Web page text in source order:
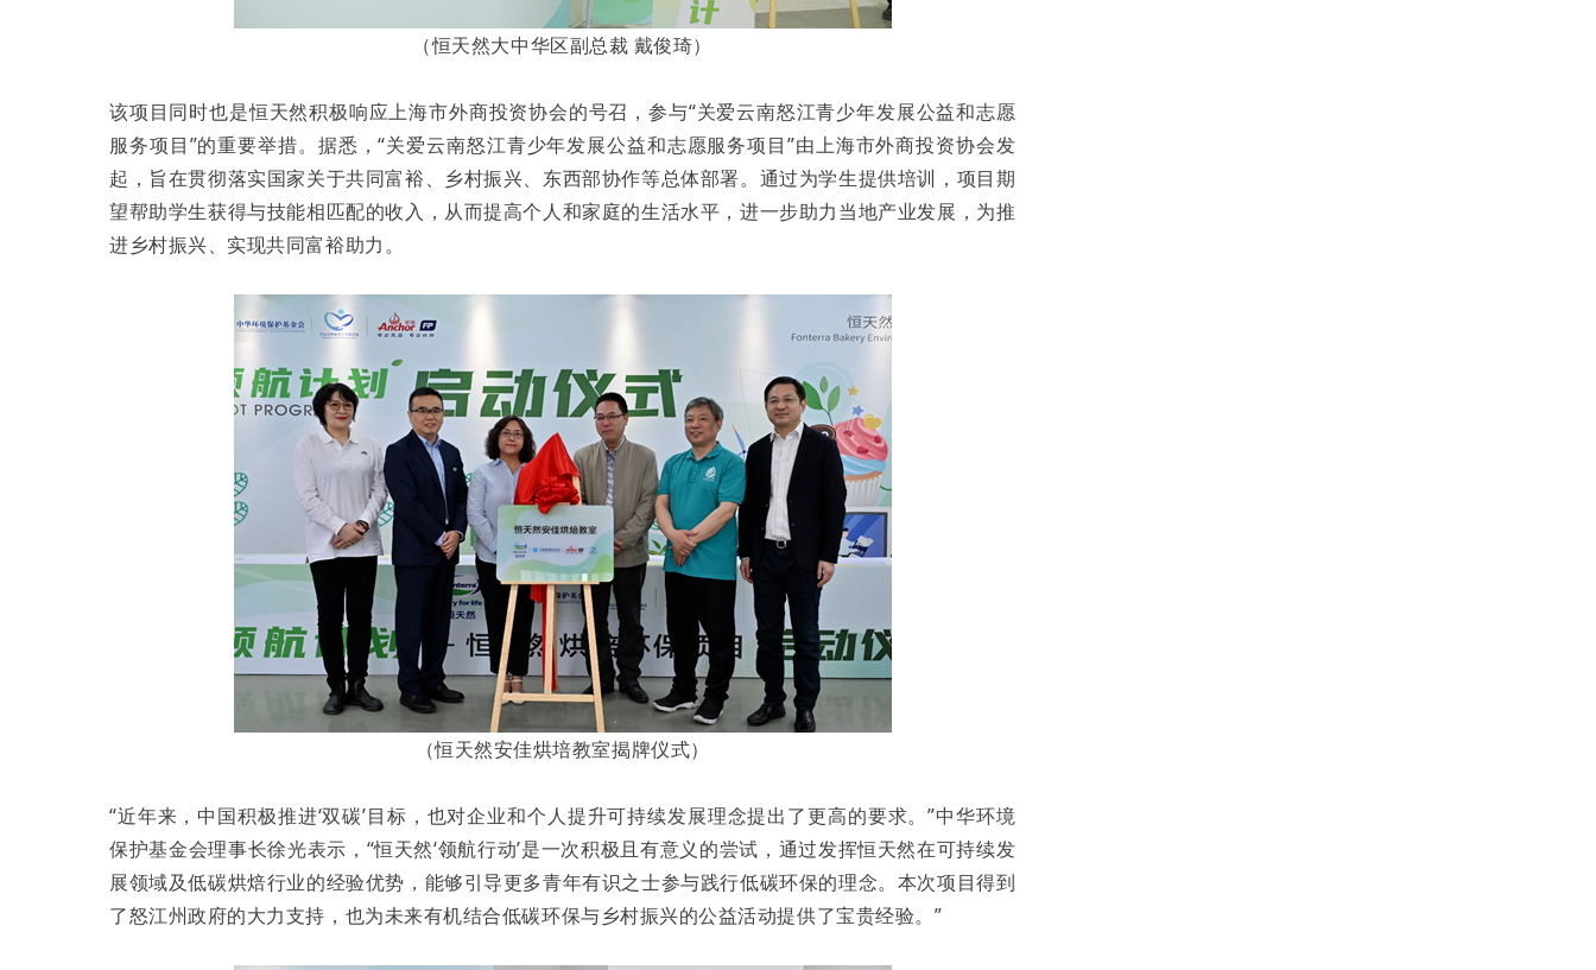
（恒天然大中华区副总裁 戴俊琦）
该项目同时也是恒天然积极响应上海市外商投资协会的号召，参与“关爱云南怒江青少年发展公益和志愿
服务项目”的重要举措。据悉，“关爱云南怒江青少年发展公益和志愿服务项目”由上海市外商投资协会发
起，旨在贯彻落实国家关于共同富裕、乡村振兴、东西部协作等总体部署。通过为学生提供培训，项目期
望帮助学生获得与技能相匹配的收入，从而提高个人和家庭的生活水平，进一步助力当地产业发展，为推
进乡村振兴、实现共同富裕助力。
（恒天然安佳烘培教室揭牌仪式）
“近年来，中国积极推进‘双碳’目标，也对企业和个人提升可持续发展理念提出了更高的要求。”中华环境
保护基金会理事长徐光表示，“恒天然‘领航行动’是一次积极且有意义的尝试，通过发挥恒天然在可持续发
展领域及低碳烘焙行业的经验优势，能够引导更多青年有识之士参与践行低碳环保的理念。本次项目得到
了怒江州政府的大力支持，也为未来有机结合低碳环保与乡村振兴的公益活动提供了宝贵经验。”